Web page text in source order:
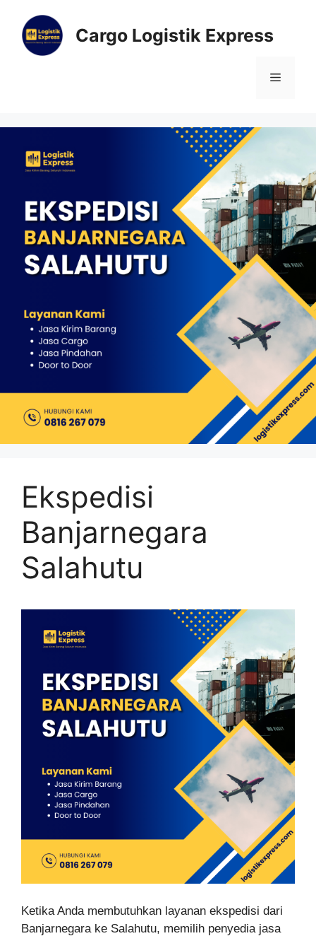
Cargo Logistik Express
Ekspedisi
Banjarnegara
Salahutu
Ketika Anda membutuhkan layanan ekspedisi dari
Banjarnegara ke Salahutu, memilih penyedia jasa